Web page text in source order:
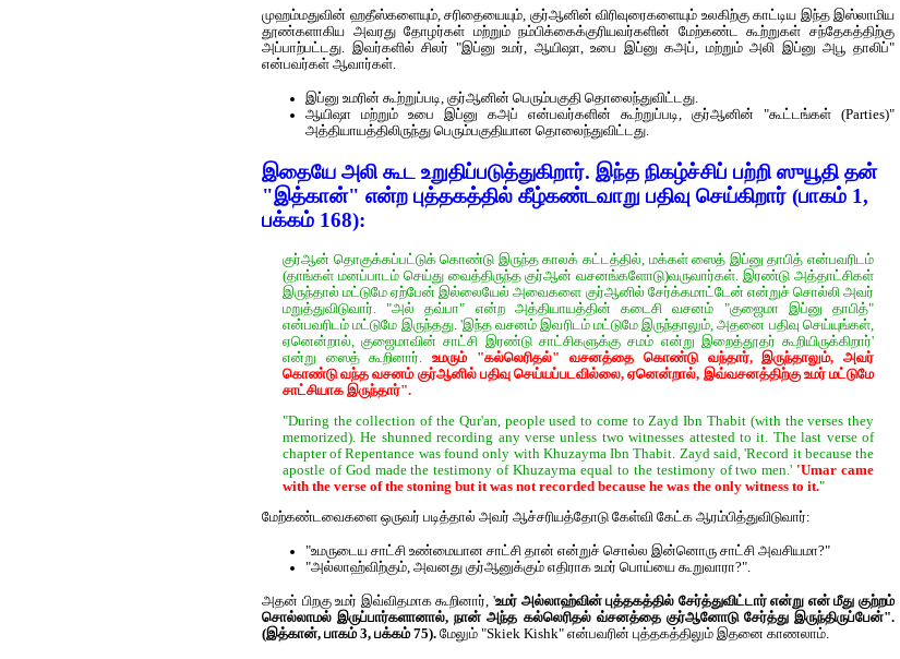
முஹம்மதுவின் ஹதீஸ்களையும், சரிதையையும், குர்‍ஆனின் விரிவுரைகளையும் உலகிற்கு காட்டிய இந்த இஸ்லாமிய
தூண்களாகிய அவரது தோழர்கள் மற்றும் நம்பிக்கைக்குரியவர்களின் மேற்கண்ட கூற்றுகள் சந்தேகத்திற்கு
அப்பாற்பட்டது. இவர்களில் சிலர் "இப்னு உமர், ஆயிஷா, உபை இப்னு கஅப், மற்றும் அலி இப்னு அபூ தாலிப்"
என்பவர்கள் ஆவார்கள்.
இப்னு உமரின் கூற்றுப்படி, குர்‍ஆனின் பெரும்பகுதி தொலைந்துவிட்டது.
ஆயிஷா மற்றும் உபை இப்னு கஅப் என்பவர்களின் கூற்றுப்படி, கு‍ர்‍ஆனின் "கூட்டங்கள் (Parties)"
அத்தியாயத்திலிருந்து பெரும்பகுதியான தொலைந்துவிட்டது.
இதையே அலி கூட உறுதிப்படுத்துகிறார். இந்த நிகழ்ச்சிப் பற்றி ஸுயூதி தன்
"இத்கான்" என்ற புத்தகத்தில் கீழ்கண்டவாறு பதிவு செய்கிறார் (பாகம் 1,
பக்கம் 168):
குர்‍ஆன் தொகுக்கப்பட்டுக் கொண்டு இருந்த காலக் கட்டத்தில், மக்கள் ஸைத் இப்னு தாபித் என்பவரிடம்
(தாங்கள் மனப்பாடம் செய்து வைத்திருந்த குர்‍ஆன் வசனங்களோடு)வருவார்கள். இரண்டு அத்தாட்சிகள்
இருந்தால் மட்டுமே ஏற்பேன் இல்லையேல் அவைகளை குர்‍ஆனில் சேர்க்கமாட்டேன் என்றுச் சொல்லி அவர்
மறுத்துவிடுவார். "அல் தவ்பா" என்ற அத்தியாயத்தின் கடைசி வசனம் "குஜைமா இப்னு தாபித்"
என்பவரிடம் மட்டுமே இருந்தது. 'இந்த வசனம் இவரிடம் மட்டுமே இருந்தாலும், அதனை பதிவு செய்யுங்கள்,
ஏனென்றால், குஜைமாவின் சாட்சி இரண்டு சாட்சிகளுக்கு சமம் என்று இறைத்தூதர் கூறியிருக்கிறார்'
என்று ஸைத் கூறினார்.உமரும் "கல்லெரிதல்" வசனத்தை கொண்டு வந்தார், இருந்தாலும், அவர்
கொண்டு வந்த‌ வசனம் குர்‍ஆனில் பதிவு செய்யப்படவில்லை, ஏனென்றால், இவ்வசனத்திற்கு உமர் மட்டுமே
சாட்சியாக இருந்தார்".
"During the collection of the Qur'an, people used to come to Zayd Ibn Thabit (with the verses they
memorized). He shunned recording any verse unless two witnesses attested to it. The last verse of
chapter of Repentance was found only with Khuzayma Ibn Thabit. Zayd said, 'Record it because the
apostle of God made the testimony of Khuzayma equal to the testimony of two men.' 'Umar came
with the verse of the stoning but it was not recorded because he was the only witness to it."
மேற்கண்டவைகளை ஒருவர் படித்தால் அவர் ஆச்சரியத்தோடு கேள்வி கேட்க ஆரம்பித்துவிடுவார்:
"உமருடைய சாட்சி உண்மையான சாட்சி தான் என்றுச் சொல்ல இன்னொரு சாட்சி அவசியமா?"
"அல்லாஹ்விற்கும், அவனது குர்‍ஆனுக்கும் எதிராக உமர் பொய்யை கூறுவாரா?".
அதன் பிறகு உமர் இவ்விதமாக கூறினார், 'உமர் அல்லாஹ்வின் புத்தகத்தில் சேர்த்துவிட்டார் என்று என் மீது குற்றம்
சொல்லாமல் இருப்பார்களானால், நான் அந்த கல்லெரிதல் வ்சனத்தை குர்‍ஆனோடு சேர்த்து இருந்திருப்பேன்".
(இத்கான், பாகம் 3, பக்கம் 75). மேலும் "Skiek Kishk" என்பவரின் புத்தகத்திலும் இதனை காணலாம்.